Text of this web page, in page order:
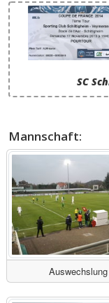
SC
Mannschaft:
Auswechslung